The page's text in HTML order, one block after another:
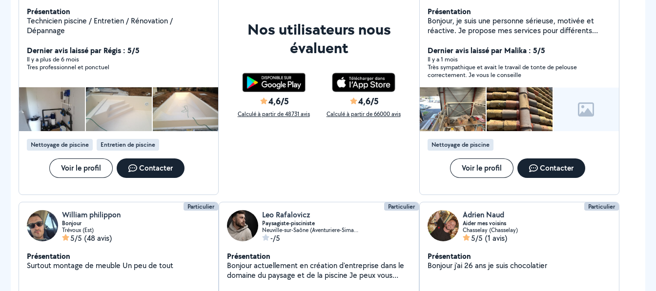
Présentation
Technicien piscine / Entretien / Rénovation /
Dépannage
Dernier avis laissé par Régis : 5/5
Il y a plus de 6 mois
Tres professionnel et ponctuel
Nettoyage de piscine Entretien de piscine
Voir le profil Contacter
Nos utilisateurs nous
évaluent
4,6/5
Calculé à partir de 48731 avis
4,6/5
Calculé à partir de 66000 avis
Présentation
Bonjour, je suis une personne sérieuse, motivée et
réactive. Je propose mes services pour différents
manutention, bricolage, nettoyage, jardinage,
transport, apport d'affaires et diverses prestations
selon vos besoins. Disponible rapidement, y compris
pour des horaires flexibles. J'accorde une grande
importance à la satisfaction de mes clients, au respect
des délais et à un travail soigné. N'hésitez pas à me
contacter pour discuter de votre projet ou obtenir un
devis. À bientôt !
Dernier avis laissé par Malika : 5/5
Il y a 1 mois
Très sympathique et avait le travail de tonte de pelouse
correctement. Je vous le conseille
Nettoyage de piscine
Voir le profil Contacter
Particulier
William philippon
Bonjour
Trévoux (Est)
5/5 (48 avis)
Présentation
Surtout montage de meuble Un peu de tout
Particulier
Leo Rafalovicz
Paysagiste•pisciniste
Neuville-sur-Saône (Aventuriere-Simandre)
-/5
Présentation
Bonjour actuellement en création d'entreprise dans le
domaine du paysage et de la piscine Je peux vous
Particulier
Adrien Naud
Aider mes voisins
Chasselay (Chasselay)
5/5 (1 avis)
Présentation
Bonjour j'ai 26 ans je suis chocolatier